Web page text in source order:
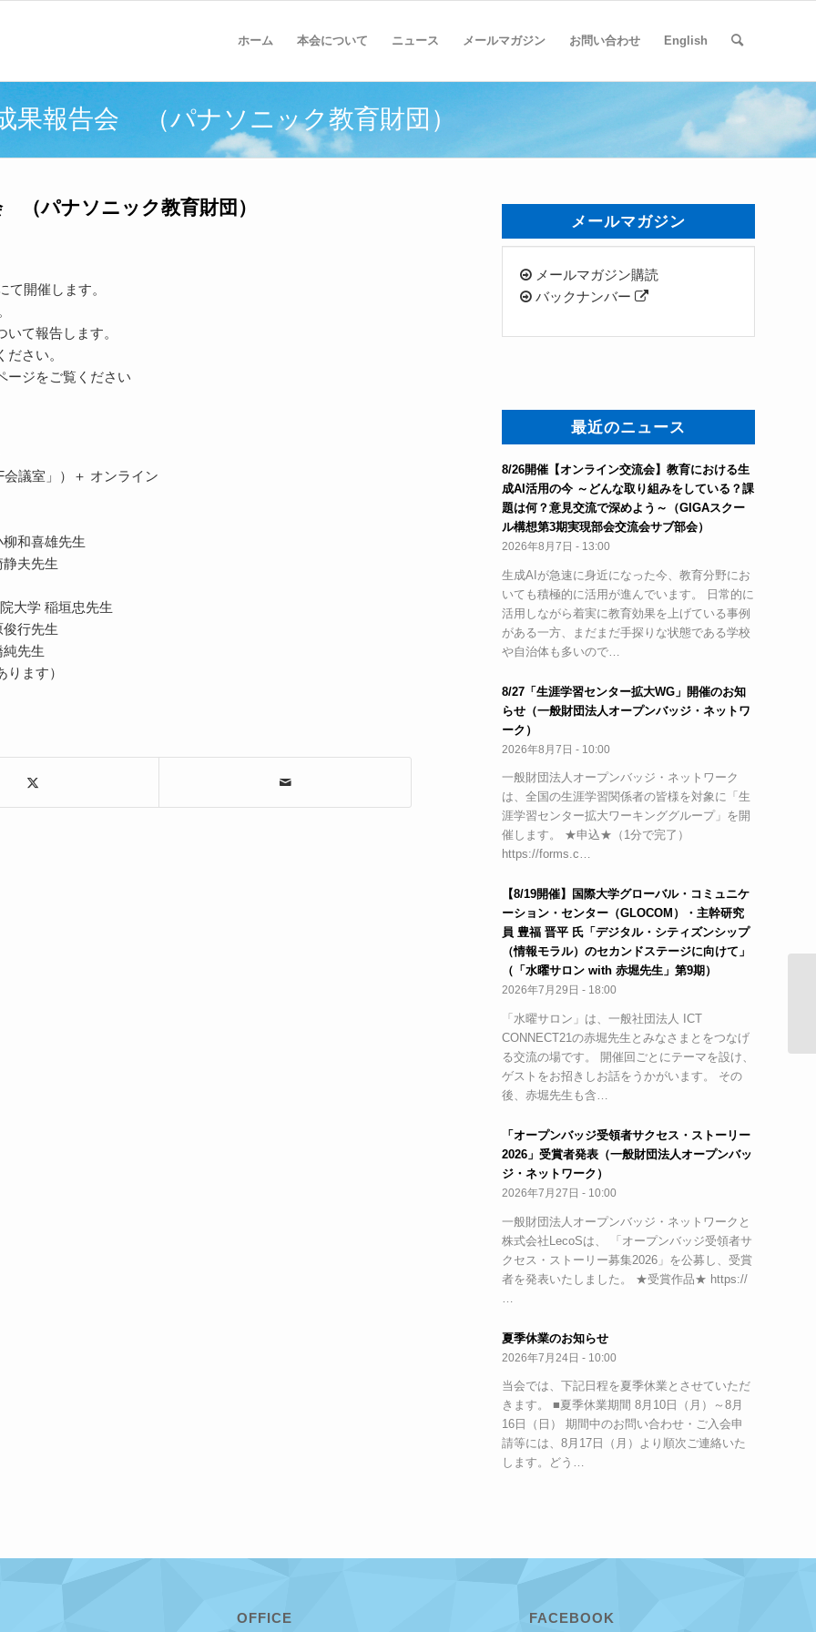
ホーム 本会について ニュース メールマガジン お問い合わせ English
報告会 （パナソニック教育財団）
パナソニック教育財団）
開催します。
て報告します。
さい。
ージをご覧ください
議室」）＋ オンライン
柳和喜雄先生
静夫先生
大学 稲垣忠先生
俊行先生
純先生
ます）
メールマガジン
メールマガジン購読
バックナンバー
最近のニュース
8/26開催【オンライン交流会】教育における生
成AI活用の今 ～どんな取り組みをしている？課
題は何？意見交流で深めよう～（GIGAスクー
ル構想第3期実現部会交流会サブ部会）
2026年8月7日 - 13:00
生成AIが急速に身近になった今、教育分野にお
いても積極的に活用が進んでいます。 日常的に
活用しながら着実に教育効果を上げている事例
がある一方、まだまだ手探りな状態である学校
や自治体も多いので…
8/27「生涯学習センター拡大WG」開催のお知
らせ（一般財団法人オープンバッジ・ネットワ
ーク）
2026年8月7日 - 10:00
一般財団法人オープンバッジ・ネットワーク
は、全国の生涯学習関係者の皆様を対象に「生
涯学習センター拡大ワーキンググループ」を開
催します。 ★申込★（1分で完了）
https://forms.c…
【8/19開催】国際大学グローバル・コミュニケ
ーション・センター（GLOCOM）・主幹研究
員 豊福 晋平 氏「デジタル・シティズンシップ
（情報モラル）のセカンドステージに向けて」
（「水曜サロン with 赤堀先生」第9期）
2026年7月29日 - 18:00
「水曜サロン」は、一般社団法人 ICT
CONNECT21の赤堀先生とみなさまとをつなげ
る交流の場です。 開催回ごとにテーマを設け、
ゲストをお招きしお話をうかがいます。 その
後、赤堀先生も含…
「オープンバッジ受領者サクセス・ストーリー
2026」受賞者発表（一般財団法人オープンバッ
ジ・ネットワーク）
2026年7月27日 - 10:00
一般財団法人オープンバッジ・ネットワークと
株式会社LecoSは、 「オープンバッジ受領者サ
クセス・ストーリー募集2026」を公募し、受賞
者を発表いたしました。 ★受賞作品★ https://
夏季休業のお知らせ
2026年7月24日 - 10:00
当会では、下記日程を夏季休業とさせていただ
きます。 ■夏季休業期間 8月10日（月）～8月
16日（日） 期間中のお問い合わせ・ご入会申
請等には、8月17日（月）より順次ご連絡いた
します。どう…
OFFICE FACEBOOK